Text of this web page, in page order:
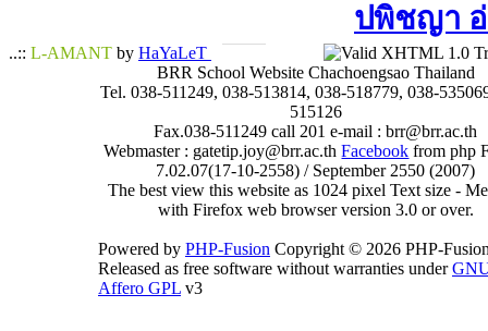
ปพิชญา​ อ่
..:: L-AMANT by HaYaLeT
BRR School Website Chachoengsao Thailand
Tel. 038-511249, 038-513814, 038-518779, 038-
515126
Fax.038-511249 call 201 e-mail : brr@brr.ac.th
Webmaster : gatetip.joy@brr.ac.thFacebook from php
7.02.07(17-10-2558) / September 2550 (2007)
The best view this website as 1024 pixel Text size -
with Firefox web browser version 3.0 or over.
Powered by PHP-Fusion Copyright © 2026 PHP-
Released as free software without warranties under
Affero GPL v3